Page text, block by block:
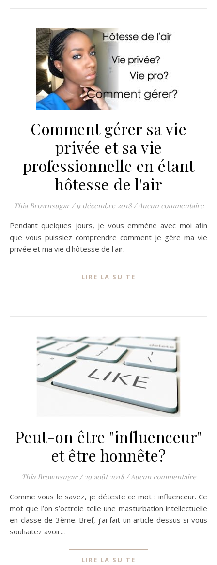
Comment gérer sa vie
privée et sa vie
professionnelle en étant
hôtesse de l'air
Thia Brownsugar / 9 décembre 2018 /Aucun commentaire
Pendant quelques jours, je vous emmène avec moi afin
que vous puissiez comprendre comment je gère ma vie
privée et ma vie d'hôtesse de l'air.
LIRE LA SUITE
Peut-on être "influenceur"
et être honnête?
Thia Brownsugar / 29 août 2018 /Aucun commentaire
Comme vous le savez, je déteste ce mot : influenceur. Ce
mot que l’on s’octroie telle une masturbation intellectuelle
en classe de 3ème. Bref, j’ai fait un article dessus si vous
souhaitez avoir…
LIRE LA SUITE